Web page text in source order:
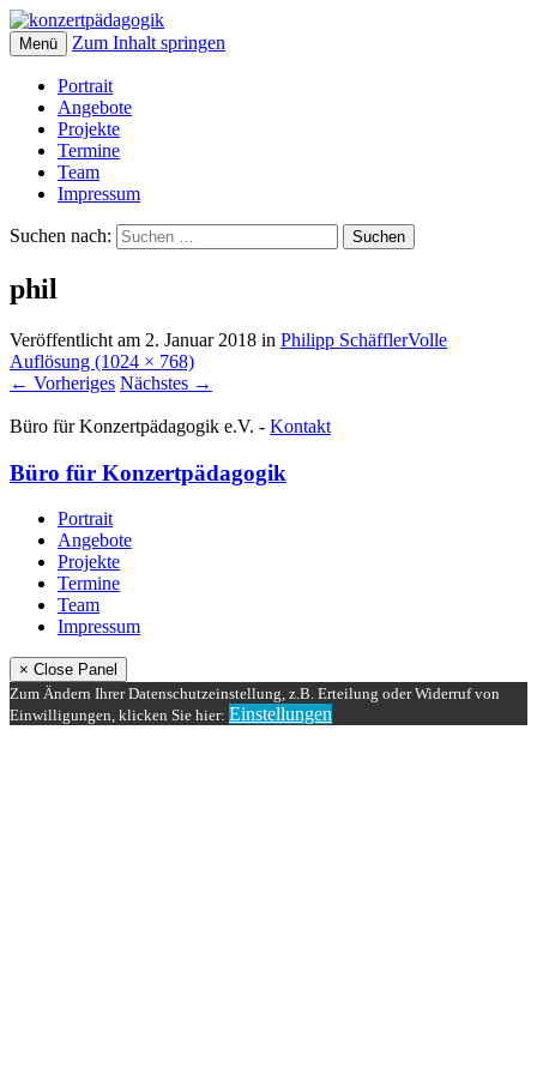
Menü Zum Inhalt springen
Portrait
Angebote
Projekte
Termine
Team
Impressum
Suchen nach:
phil
Veröffentlicht am 2. Januar 2018 in Philipp SchäfflerVolle
Auflösung (1024 × 768)
← Vorheriges Nächstes →
Büro für Konzertpädagogik e.V. - Kontakt
Büro für Konzertpädagogik
Portrait
Angebote
Projekte
Termine
Team
Impressum
× Close Panel
Zum Ändern Ihrer Datenschutzeinstellung, z.B. Erteilung oder Widerruf von
Einwilligungen, klicken Sie hier: Einstellungen